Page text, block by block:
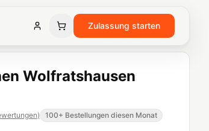
Zulassung starten
Wolfratshausen
) 100+ Bestellungen diesen Monat